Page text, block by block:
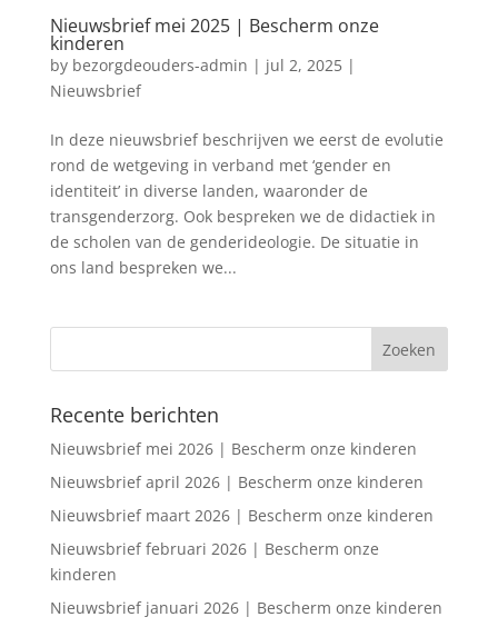
Nieuwsbrief mei 2025 | Bescherm onze
kinderen
by bezorgdeouders-admin | jul 2, 2025|
Nieuwsbrief
In deze nieuwsbrief beschrijven we eerst de evolutie
rond de wetgeving in verband met ‘gender en
identiteit’ in diverse landen, waaronder de
transgenderzorg. Ook bespreken we de didactiek in
de scholen van de genderideologie. De situatie in
ons land bespreken we...
Recente berichten
Nieuwsbrief mei 2026 | Bescherm onze kinderen
Nieuwsbrief april 2026 | Bescherm onze kinderen
Nieuwsbrief maart 2026 | Bescherm onze kinderen
Nieuwsbrief februari 2026 | Bescherm onze
kinderen
Nieuwsbrief januari 2026 | Bescherm onze kinderen